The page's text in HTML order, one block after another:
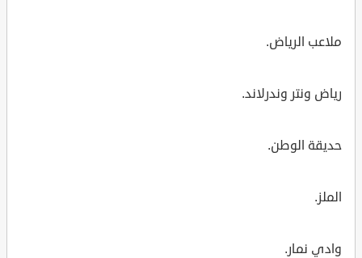
ملاعب الرياض.
رياض ونتر وندرلاند.
حديقة الوطن.
الملز.
وادي نمار.